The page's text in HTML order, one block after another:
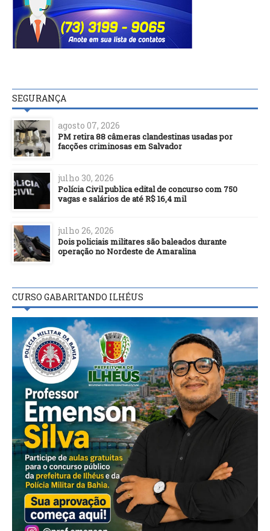
SEGURANÇA
agosto 07, 2026
PM retira 88 câmeras clandestinas usadas por
facções criminosas em Salvador
julho 30, 2026
Polícia Civil publica edital de concurso com 750
vagas e salários de até R$ 16,4 mil
julho 26, 2026
Dois policiais militares são baleados durante
operação no Nordeste de Amaralina
CURSO GABARITANDO ILHÉUS